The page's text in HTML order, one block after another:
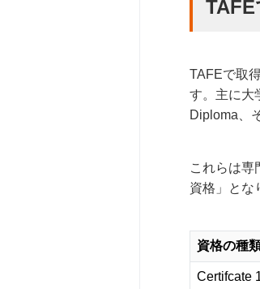
TAFEで取
す。主に大
Diploma、
これらは専
資格」とな
資格の種
Certifcate